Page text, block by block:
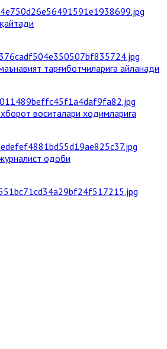
тарғиботчиларига айланади
воситалари ходимларига
одоби